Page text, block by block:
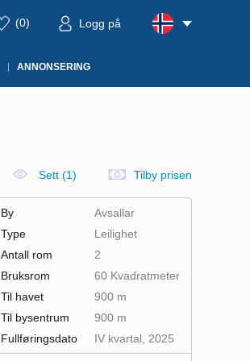
(0) Logg på
ANNONSERING
Sett (1) Tilby prisen
By
Avsallar
Type
Leilighet
Antall rom
2
Bruksrom
60 Kvadratmeter
Til havet
900 m
Til bysentrum
900 m
Fullføringsdato
IV kvartal, 2025